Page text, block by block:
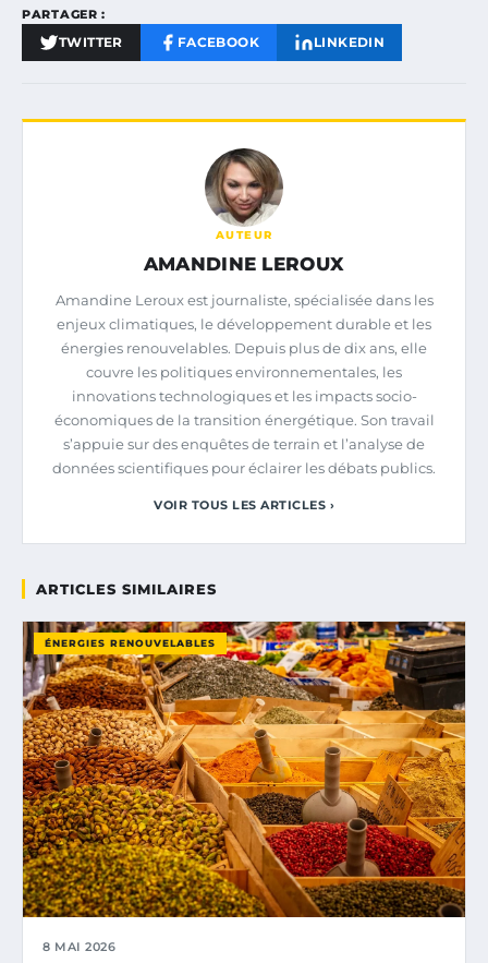
PARTAGER :
TWITTER FACEBOOK LINKEDIN
AUTEUR
AMANDINE LEROUX
Amandine Leroux est journaliste, spécialisée dans les
enjeux climatiques, le développement durable et les
énergies renouvelables. Depuis plus de dix ans, elle
couvre les politiques environnementales, les
innovations technologiques et les impacts socio-
économiques de la transition énergétique. Son travail
s’appuie sur des enquêtes de terrain et l’analyse de
données scientifiques pour éclairer les débats publics.
VOIR TOUS LES ARTICLES ›
ARTICLES SIMILAIRES
ÉNERGIES RENOUVELABLES
8 MAI 2026